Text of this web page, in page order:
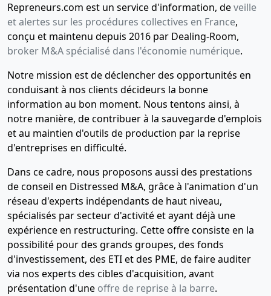
Repreneurs.com est un service d'information, deveille
et alertes sur les procédures collectives en France,
conçu et maintenu depuis 2016 par Dealing-Room,
broker M&A spécialisé dans l'économie numérique.
Notre mission est de déclencher des opportunités en
conduisant à nos clients décideurs la bonne
information au bon moment. Nous tentons ainsi, à
notre manière, de contribuer à la sauvegarde d'emplois
et au maintien d'outils de production par la reprise
d'entreprises en difficulté.
Dans ce cadre, nous proposons aussi des prestations
de conseil en Distressed M&A, grâce à l'animation d'un
réseau d'experts indépendants de haut niveau,
spécialisés par secteur d'activité et ayant déjà une
expérience en restructuring. Cette offre consiste en la
possibilité pour des grands groupes, des fonds
d'investissement, des ETI et des PME, de faire auditer
via nos experts des cibles d'acquisition, avant
présentation d'une offre de reprise à la barre.